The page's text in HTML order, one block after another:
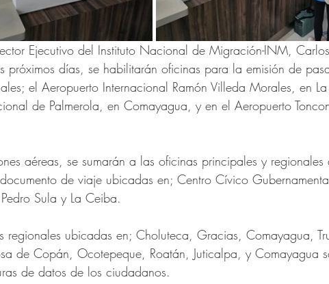
Ejecutivo del Instituto Nacional de Migración-INM,
próximos días, se habilitarán oficinas para la emisión de
el Aeropuerto Internacional Ramón Villeda Morales, en La
de Palmerola, en Comayagua, y en el Aeropuerto
aéreas, se sumarán a las oficinas principales y regionales
de viaje ubicadas en; Centro Cívico
Sula y La Ceiba.
regionales ubicadas en; Choluteca, Gracias, Comayagua,
de Copán, Ocotepeque, Roatán, Juticalpa, y Comayagua
de datos de los ciudadanos.